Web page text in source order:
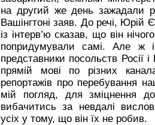
на другий же день зажадали
Вашінгтоні заяв. До речі, Юрій
із інтерв’ю сказав, що він
попридумували самі. Але ж
представники посольств Росії
прямій мові по різних
репортажів про перебування
мій погляд, для зміцнення
вибачитись за невдалі
усіх у тому, що він їх не робив.